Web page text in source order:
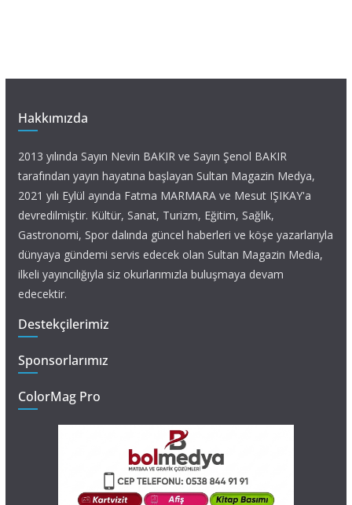
Hakkımızda
2013 yılında Sayın Nevin BAKIR ve Sayın Şenol BAKIR
tarafından yayın hayatına başlayan Sultan Magazin Medya,
2021 yılı Eylül ayında Fatma MARMARA ve Mesut IŞIKAY'a
devredilmiştir. Kültür, Sanat, Turizm, Eğitim, Sağlık,
Gastronomi, Spor dalında güncel haberleri ve köşe yazarlarıyla
dünyaya gündemi servis edecek olan Sultan Magazin Media,
ilkeli yayıncılığıyla siz okurlarımızla buluşmaya devam
edecektir.
Destekçilerimiz
Sponsorlarımız
ColorMag Pro